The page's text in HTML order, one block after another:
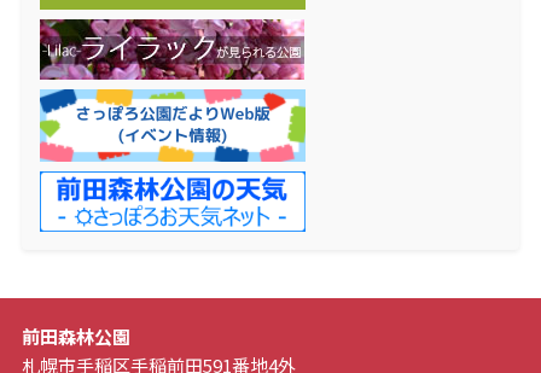
前田森林公園
札幌市手稲区手稲前田591番地4外